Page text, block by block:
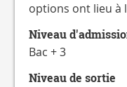
options ont lieu à
Niveau
Bac + 3
Niveau de sortie